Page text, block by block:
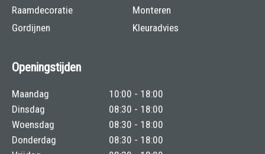
Raamdecoratie
Gordijnen
Monteren
Kleuradvies
Openingstijden
Maandag
10:00 - 18:00
Dinsdag
08:30 - 18:00
Woensdag
08:30 - 18:00
Donderdag
08:30 - 18:00